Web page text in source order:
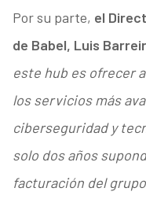
Por su parte, el
de Babel, Luis
este hub es ofrecer
los servicios más
ciberseguridad y
solo dos años
facturación del